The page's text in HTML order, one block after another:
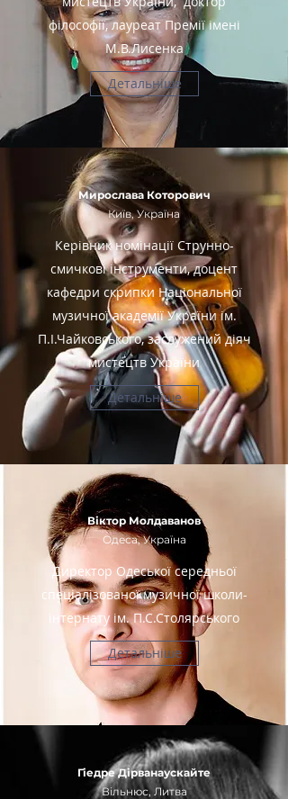
філософії, лауреат Премії імені
М.В.Лисенка
Детальніше
Мирослава Которович
Київ, Україна
Керівник номінації Струнно-
смичкові інструменти, доцент
кафедри скрипки Національної
музичної академії України ім.
П.І.Чайковського, заслужений діяч
мистецтв України
Детальніше
Віктор Молдаванов
Одеса, Україна
Директор Одеської середньої
спеціалізованої музичної школи-
інтернату ім. П.С.Столярського
Детальніше
Гіедре Дірванаускайте
Вільнюс, Литва